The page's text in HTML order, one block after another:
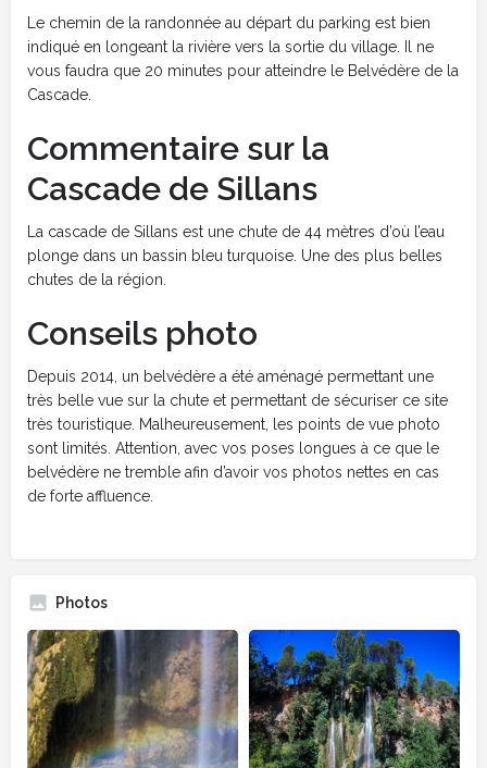
Le chemin de la randonnée au départ du parking est bien
indiqué en longeant la rivière vers la sortie du village. Il ne
vous faudra que 20 minutes pour atteindre le Belvédère de la
Cascade.
Commentaire sur la
Cascade de Sillans
La cascade de Sillans est une chute de 44 mètres d’où l’eau
plonge dans un bassin bleu turquoise. Une des plus belles
chutes de la région.
Conseils photo
Depuis 2014, un belvédère a été aménagé permettant une
très belle vue sur la chute et permettant de sécuriser ce site
très touristique. Malheureusement, les points de vue photo
sont limités. Attention, avec vos poses longues à ce que le
belvédère ne tremble afin d’avoir vos photos nettes en cas
de forte affluence.
Photos